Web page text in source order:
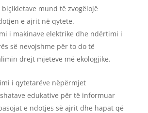
mund të zvogëlojë
e ajrit në qytete.
i makinave elektrike dhe ndërtimi i
së nevojshme për to do të
drejt mjeteve më ekologjike.
i qytetarëve nëpërmjet
edukative për të informuar
e ndotjes së ajrit dhe hapat që